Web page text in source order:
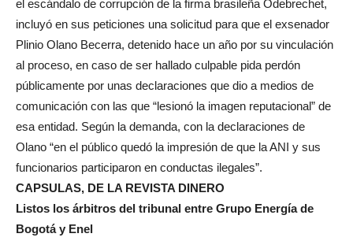
el escándalo de corrupción de la firma brasileña Odebrechet,
incluyó en sus peticiones una solicitud para que el exsenador
Plinio Olano Becerra, detenido hace un año por su vinculación
al proceso, en caso de ser hallado culpable pida perdón
públicamente por unas declaraciones que dio a medios de
comunicación con las que “lesionó la imagen reputacional” de
esa entidad. Según la demanda, con la declaraciones de
Olano “en el público quedó la impresión de que la ANI y sus
funcionarios participaron en conductas ilegales”.
CAPSULAS, DE LA REVISTA DINERO
Listos los árbitros del tribunal entre Grupo Energía de
Bogotá y Enel